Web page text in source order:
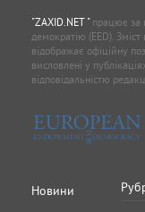
"ZAXID.NET "працює за
демократію (EED). Зміст
відображає офіційну
висловлені у
відповідальністю
Новини